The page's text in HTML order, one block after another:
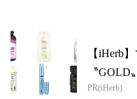
【iHerb
〝GOLD
PR(iHerb)